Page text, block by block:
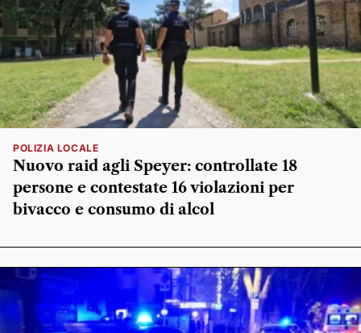
POLIZIA LOCALE
Nuovo raid agli Speyer: controllate 18
persone e contestate 16 violazioni per
bivacco e consumo di alcol